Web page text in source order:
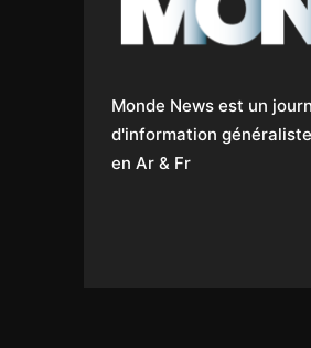
Monde News est un
d'information
en Ar & Fr